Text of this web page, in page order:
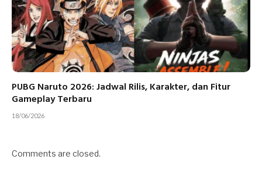
PUBG Naruto 2026: Jadwal Rilis, Karakter, dan Fitur
Gameplay Terbaru
18/06/2026
Comments are closed.